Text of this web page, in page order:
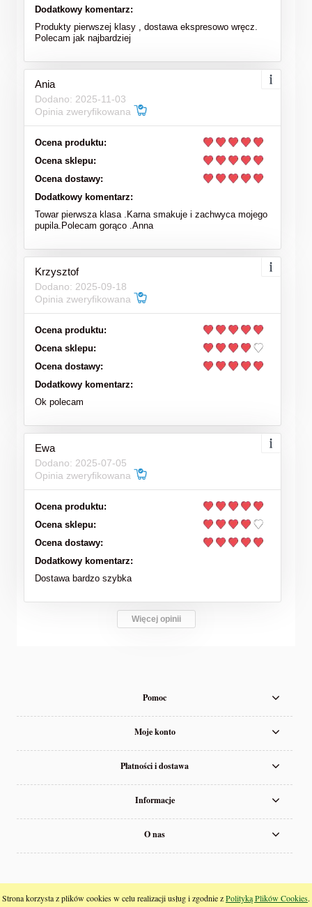
Strona korzysta z plików cookies w celu realizacji usług i zgodnie zPolityką Plików Cookies.
Dodatkowy komentarz:
Produkty pierwszej klasy , dostawa ekspresowo wręcz.
Polecam jak najbardziej
Ania
Dodano: 2025-11-03
Opinia zweryfikowana
Ocena produktu:
Ocena sklepu:
Ocena dostawy:
Dodatkowy komentarz:
Towar pierwsza klasa .Karna smakuje i zachwyca mojego
pupila.Polecam gorąco .Anna
Krzysztof
Dodano: 2025-09-18
Opinia zweryfikowana
Ocena produktu:
Ocena sklepu:
Ocena dostawy:
Dodatkowy komentarz:
Ok polecam
Ewa
Dodano: 2025-07-05
Opinia zweryfikowana
Ocena produktu:
Ocena sklepu:
Ocena dostawy:
Dodatkowy komentarz:
Dostawa bardzo szybka
Więcej opinii
Pomoc
Moje konto
Płatności i dostawa
Informacje
O nas
pokaż pełną wersję strony